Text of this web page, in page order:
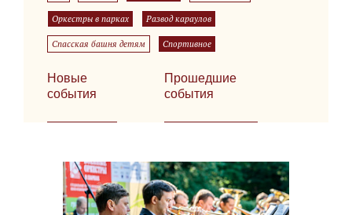
Оркестры в парках Развод караулов
Спасская башня детям Спортивное
Новые
события
Прошедшие
события